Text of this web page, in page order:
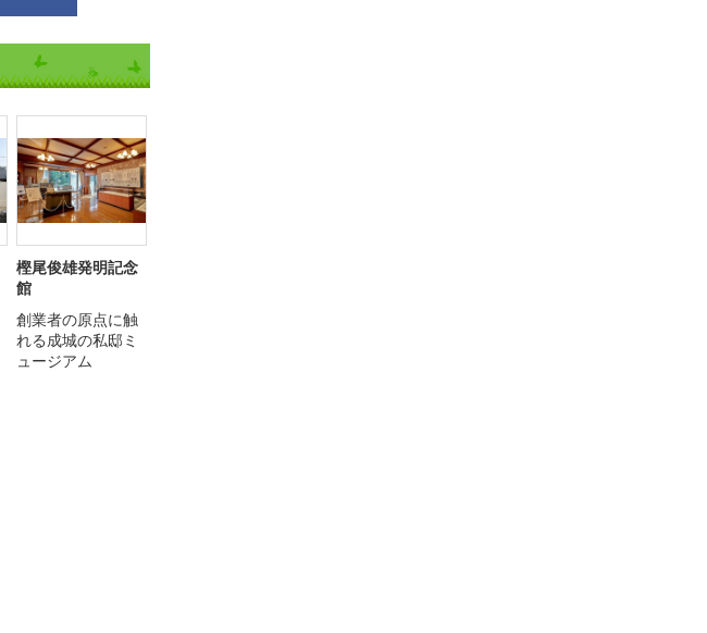
樫尾俊雄発明記念
館
創業者の原点に触
れる成城の私邸ミ
ュージアム